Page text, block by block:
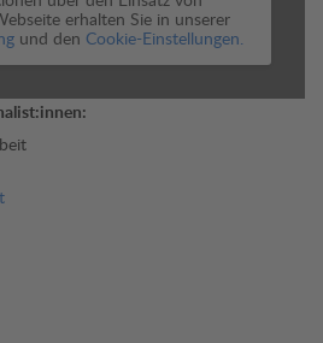
erhalten Sie in unserer
und den Cookie-Einstellungen.